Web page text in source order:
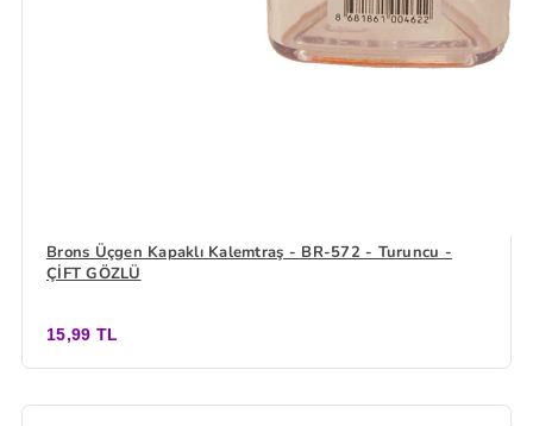
Brons Üçgen Kapaklı Kalemtraş - BR-572 - Turuncu -
ÇİFT GÖZLÜ
15,99 TL